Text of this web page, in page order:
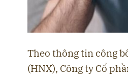
Theo thông tin công
(HNX), Công ty Cổ